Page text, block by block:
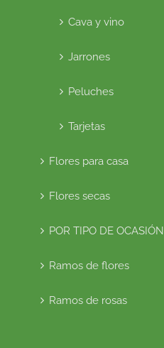
Cava y vino
Jarrones
Peluches
Tarjetas
Flores para casa
Flores secas
POR TIPO DE OCASIÓN
Ramos de flores
Ramos de rosas